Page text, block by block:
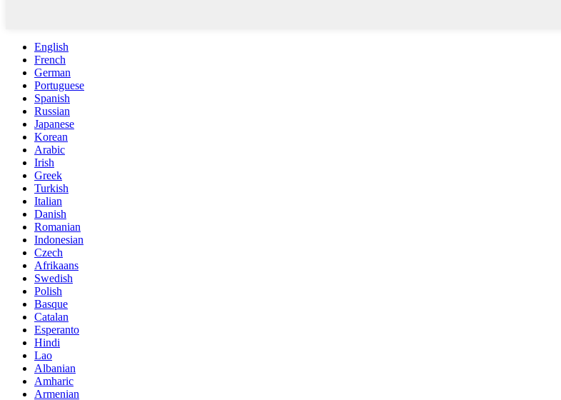
English
French
German
Portuguese
Spanish
Russian
Japanese
Korean
Arabic
Irish
Greek
Turkish
Italian
Danish
Romanian
Indonesian
Czech
Afrikaans
Swedish
Polish
Basque
Catalan
Esperanto
Hindi
Lao
Albanian
Amharic
Armenian